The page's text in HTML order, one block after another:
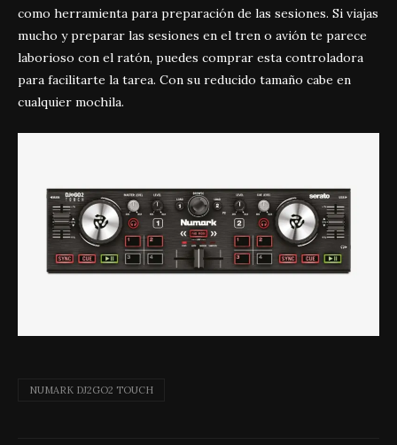
como herramienta para preparación de las sesiones. Si viajas
mucho y preparar las sesiones en el tren o avión te parece
laborioso con el ratón, puedes comprar esta controladora
para facilitarte la tarea. Con su reducido tamaño cabe en
cualquier mochila.
NUMARK DJ2GO2 TOUCH